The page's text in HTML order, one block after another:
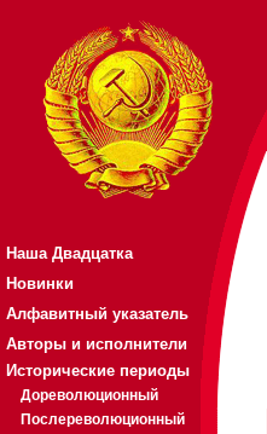
Наша Двадцатка
Новинки
Алфавитный указатель
Авторы и исполнители
Исторические периоды
Дореволюционный
Послереволюционный